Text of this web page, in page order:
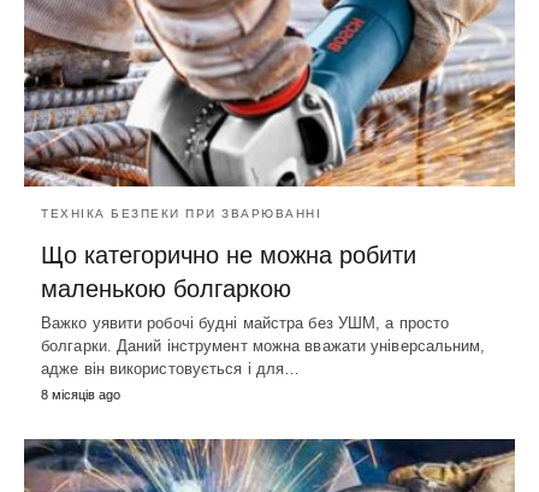
ТЕХНІКА БЕЗПЕКИ ПРИ ЗВАРЮВАННІ
Що категорично не можна робити
маленькою болгаркою
Важко уявити робочі будні майстра без УШМ, а просто
болгарки. Даний інструмент можна вважати універсальним,
адже він використовується і для…
8 місяців ago